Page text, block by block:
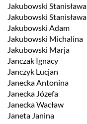
Jakubowski Stanisława
Jakubowski Stanisława
Jakubowski Adam
Jakubowski Michalina
Jakubowski Marja
Janczak Ignacy
Janczyk Lucjan
Janecka Antonina
Janecka Józefa
Janecka Wacław
Janeta Janina